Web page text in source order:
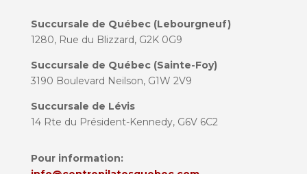
Succursale de Québec (Lebourgneuf)
1280, Rue du Blizzard, G2K 0G9
Succursale de Québec (Sainte-Foy)
3190 Boulevard Neilson, G1W 2V9
Succursale de Lévis
14 Rte du Président-Kennedy, G6V 6C2
Pour information: